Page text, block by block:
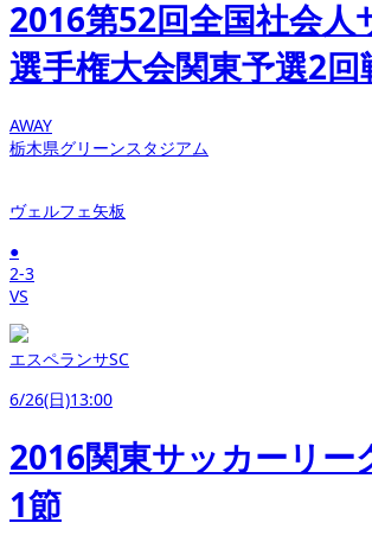
2016第52回全国社会人
選手権大会関東予選2回
AWAY
栃木県グリーンスタジアム
ヴェルフェ矢板
●
2-3
VS
エスペランサSC
6/26(日)13:00
2016関東サッカーリー
1節